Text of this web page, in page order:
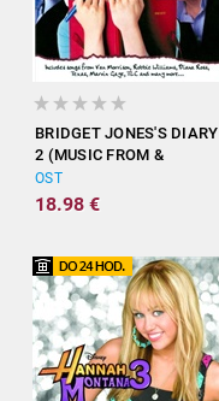
BRIDGET JONES'S DIARY
2 (MUSIC FROM &
INSPIRED BY THE
MOTION PICTURE)
OST
18.98 €